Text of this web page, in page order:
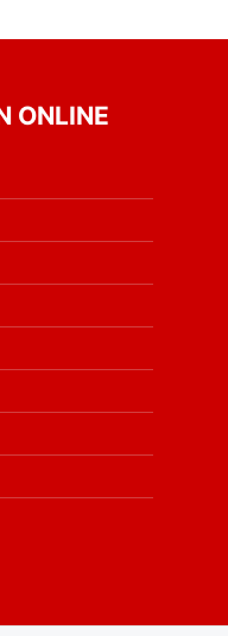
ONLINE